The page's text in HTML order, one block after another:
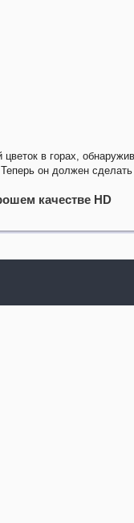
в горах,
он должен
качестве HD